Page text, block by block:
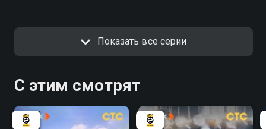
Показать все серии
С этим смотрят